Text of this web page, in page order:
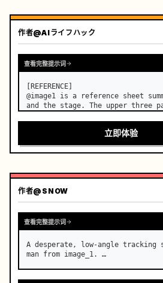
作者@AIライフハック
查看完整提示词
[REFERENCE]
@image1 is a reference sheet
and the stage. The upper three
the face, hair, body type,
of the same woman appearing
立即体验
作者@SNOW
查看完整提示词
A desperate, low-angle tracking
man from image_1. …